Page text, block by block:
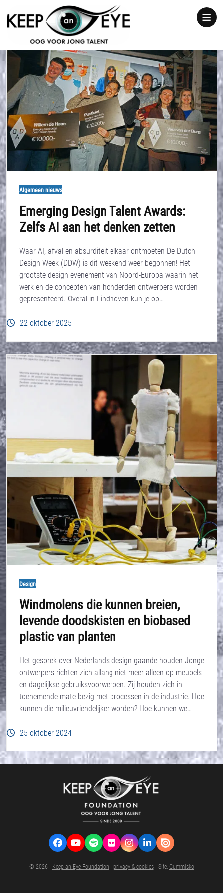
Show
notice
Algemeen nieuws
Emerging Design Talent Awards:
Zelfs AI aan het denken zetten
Waar AI, afval en absurditeit elkaar ontmoeten De Dutch
Design Week (DDW) is dit weekend weer begonnen! Het
grootste design evenement van Noord-Europa waarin het
werk en de concepten van honderden ontwerpers worden
gepresenteerd. Overal in Eindhoven kun je op…
22 oktober 2025
Design
Windmolens die kunnen breien,
levende doodskisten en biobased
plastic van planten
Het gesprek over Nederlands design gaande houden Jonge
ontwerpers richten zich allang niet meer alleen op meubels
en dagelijkse gebruiksvoorwerpen. Zij houden zich in
toenemende mate bezig met processen in de industrie. Hoe
kunnen die milieuvriendelijker worden? Hoe kunnen we…
25 oktober 2024
FacebookYouTubeSpotifyFlickrInstagram
LinkedIn
VK
© 2026 | Keep an Eye Foundation | privacy & cookies| Site: Gummisko